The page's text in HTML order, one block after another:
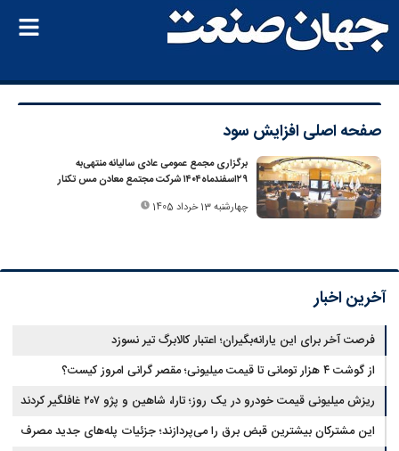
صفحه اصلیافزایش سود
برگزاری مجمع عمومی عادی سالیانه منتهی‌به‌
۲۹اسفندماه۱۴۰۴ شرکت مجتمع معادن مس تکنار
چهارشنبه 13 خرداد 1405
آخرین اخبار
فرصت آخر برای این یارانه‌بگیران؛ اعتبار کالابرگ تیر نسوزد
از گوشت ۴ هزار تومانی تا قیمت میلیونی؛ مقصر گرانی امروز کیست؟
ریزش میلیونی قیمت خودرو در یک روز؛ تارا، شاهین و پژو ۲۰۷ غافلگیر کردند
این مشترکان بیشترین قبض برق را می‌پردازند؛ جزئیات پله‌های جدید مصرف